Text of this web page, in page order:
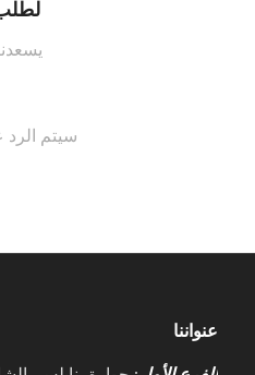
سيتم
عنواننا